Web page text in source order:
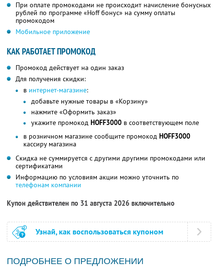
При оплате промокодами не происходит начисление бонусных
рублей по программе «Hoff бонус» на сумму оплаты
промокодом
Мобильное приложение
КАК РАБОТАЕТ ПРОМОКОД
Промокод действует на один заказ
Для получения скидки:
в интернет-магазине:
добавьте нужные товары в «Корзину»
нажмите «Оформить заказ»
укажите промокод HOFF3000 в соответствующем поле
в розничном магазине сообщите промокод HOFF3000
кассиру магазина
Скидка не суммируется с другими другими промокодами или
сертификатами
Информацию по условиям акции можно уточнить по
телефонам компании
Купон действителен по 31 августа 2026 включительно
Узнай, как воспользоваться купоном
ПОДРОБНЕЕ О ПРЕДЛОЖЕНИИ